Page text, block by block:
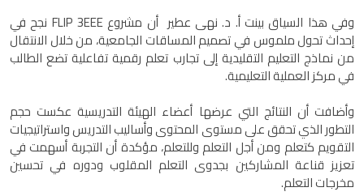
وفي هذا السياق بينت أ. د. نهى عطير أن مشروع FLIP 3EEE نجح في
إحداث تحول ملموس في تصميم المساقات الجامعية، من خلال الانتقال
من نماذج التعليم التقليدية إلى تجارب تعلم رقمية تفاعلية تضع الطالب
في مركز العملية التعليمية.
وأضافت أن النتائج التي عرضها أعضاء الهيئة التدريسية عكست حجم
التطور الذي تحقق على مستوى المحتوى وأساليب التدريس واستراتيجيات
التقويم كتعلم ومن أجل التعلم وللتعلم، مؤكدة أن التجربة أسهمت في
تعزيز قناعة المشاركين بجدوى التعلم المقلوب ودوره في تحسين
مخرجات التعلم.